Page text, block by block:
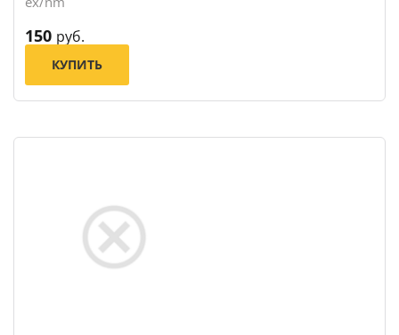
150 руб.
КУПИТЬ